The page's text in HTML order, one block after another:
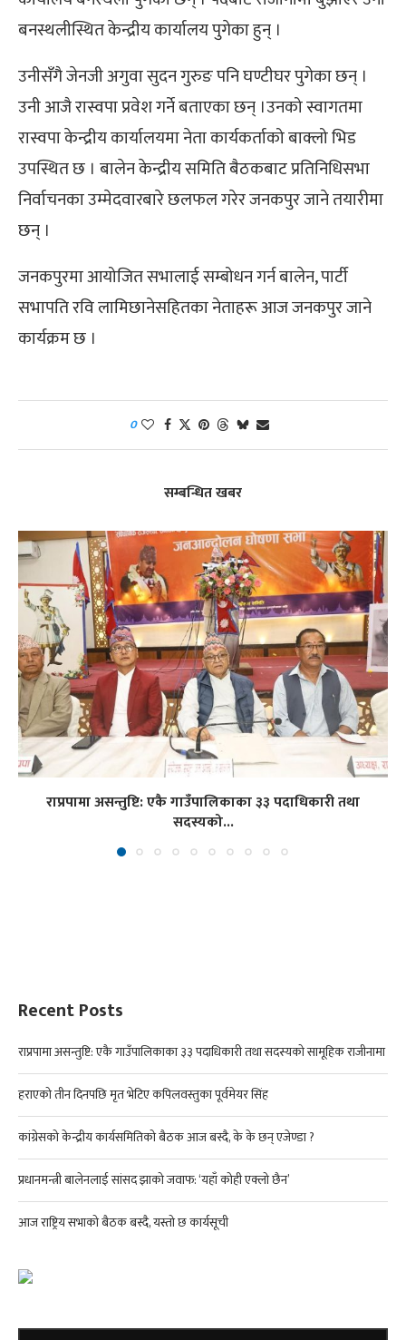
बनस्थलीस्थित केन्द्रीय कार्यालय पुगेका हुन् ।
उनीसँगै जेनजी अगुवा सुदन गुरुङ पनि घण्टीघर पुगेका छन् ।
उनी आजै रास्वपा प्रवेश गर्ने बताएका छन् ।उनको स्वागतमा
रास्वपा केन्द्रीय कार्यालयमा नेता कार्यकर्ताको बाक्लो भिड
उपस्थित छ । बालेन केन्द्रीय समिति बैठकबाट प्रतिनिधिसभा
निर्वाचनका उम्मेदवारबारे छलफल गरेर जनकपुर जाने तयारीमा
छन् ।
जनकपुरमा आयोजित सभालाई सम्बोधन गर्न बालेन, पार्टी
सभापति रवि लामिछानेसहितका नेताहरू आज जनकपुर जाने
कार्यक्रम छ ।
0
सम्बन्धित खबर
राप्रपामा असन्तुष्टि: एकै गाउँपालिकाका ३३ पदाधिकारी तथा
सदस्यको...
Recent Posts
राप्रपामा असन्तुष्टि: एकै गाउँपालिकाका ३३ पदाधिकारी तथा सदस्यको सामूहिक राजीनामा
हराएको तीन दिनपछि मृत भेटिए कपिलवस्तुका पूर्वमेयर सिंह
कांग्रेसको केन्द्रीय कार्यसमितिको बैठक आज बस्दै, के के छन् एजेण्डा ?
प्रधानमन्त्री बालेनलाई सांसद झाको जवाफ: ‘यहाँ कोही एक्लो छैन’
आज राष्ट्रिय सभाको बैठक बस्दै, यस्तो छ कार्यसूची